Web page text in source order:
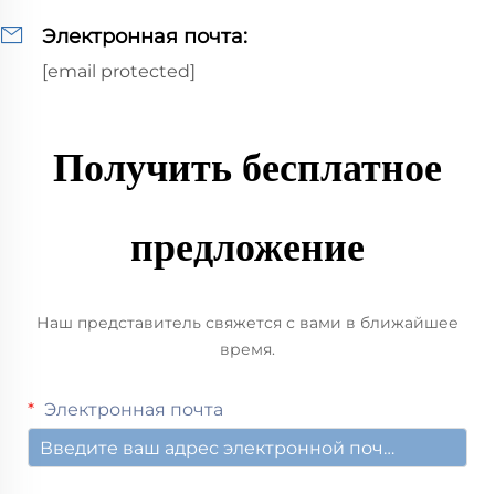
Электронная почта:
[email protected]
Получить бесплатное
предложение
Наш представитель свяжется с вами в ближайшее
время.
Электронная почта